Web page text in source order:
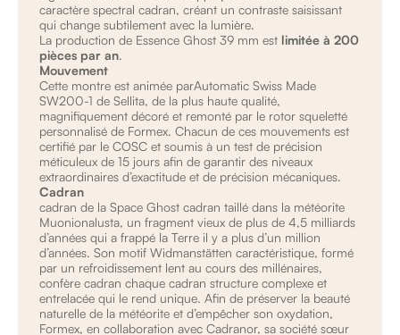
caractère spectral cadran, créant un contraste saisissant
qui change subtilement avec la lumière.
La production de Essence Ghost 39 mm est limitée à 200
pièces par an.
Mouvement
Cette montre est animée parAutomatic Swiss Made
SW200-1 de Sellita, de la plus haute qualité,
magnifiquement décoré et remonté par le rotor squeletté
personnalisé de Formex. Chacun de ces mouvements est
certifié par le COSC et soumis à un test de précision
méticuleux de 15 jours afin de garantir des niveaux
extraordinaires d’exactitude et de précision mécaniques.
Cadran
cadran de la Space Ghost cadran taillé dans la météorite
Muonionalusta, un fragment vieux de plus de 4,5 milliards
d’années qui a frappé la Terre il y a plus d’un million
d’années. Son motif Widmanstätten caractéristique, formé
par un refroidissement lent au cours des millénaires,
confère cadran chaque cadran structure complexe et
entrelacée qui le rend unique. Afin de préserver la beauté
naturelle de la météorite et d’empêcher son oxydation,
Formex, en collaboration avec Cadranor, sa société sœur